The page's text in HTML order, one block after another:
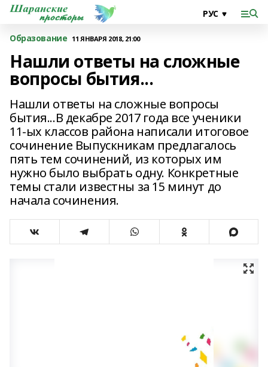
Образование 11 ЯНВАРЯ 2018, 21:00
Нашли ответы на сложные
вопросы бытия...
Нашли ответы на сложные вопросы
бытия...В декабре 2017 года все ученики
11-ых классов района написали итоговое
сочинение Выпускникам предлагалось
пять тем сочинений, из которых им
нужно было выбрать одну. Конкретные
темы стали известны за 15 минут до
начала сочинения.